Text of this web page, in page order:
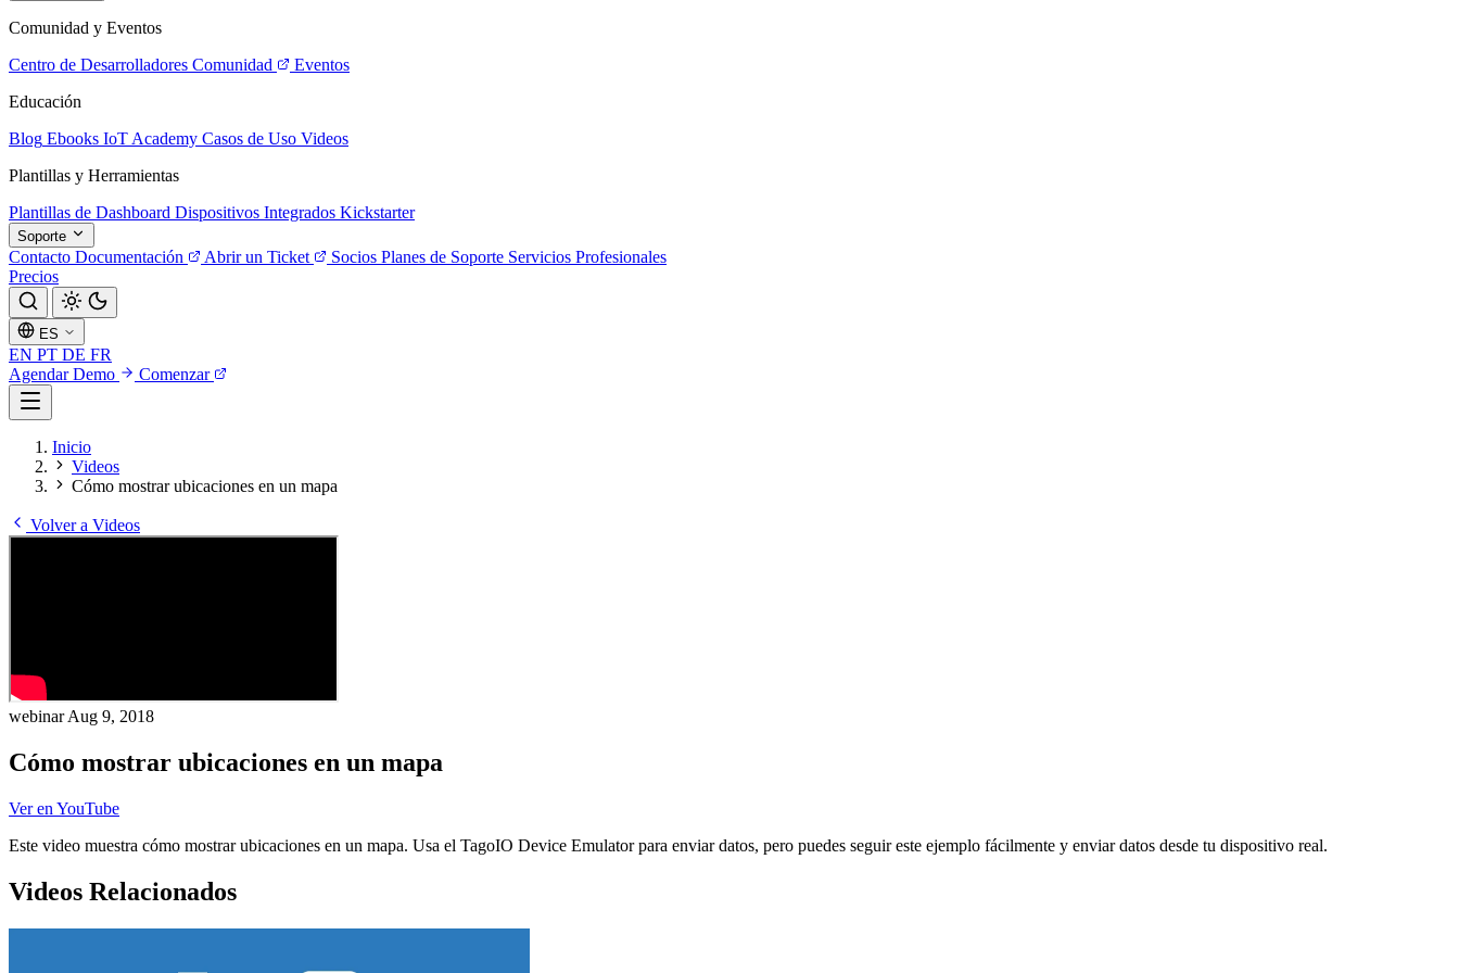
Comunidad y Eventos
Centro de Desarrolladores Comunidad
Eventos
Educación
Blog Ebooks IoT Academy Casos de Uso Videos
Plantillas y Herramientas
Plantillas de Dashboard Dispositivos Integrados Kickstarter
Soporte
Contacto Documentación Abrir un Ticket Socios Planes de Soporte Servicios Profesionales
Precios
ES
EN PT DE FR
Agendar Demo
Comenzar
Inicio
Videos
Cómo mostrar ubicaciones en un mapa
Volver a Videos
webinarAug 9, 2018
Cómo mostrar ubicaciones en un mapa
Ver en YouTube
Este video muestra cómo mostrar ubicaciones en un mapa. Usa el TagoIO Device Emulator para enviar datos, pero puedes seguir este ejemplo fácilmente y enviar datos desde tu dispositivo real.
Videos Relacionados